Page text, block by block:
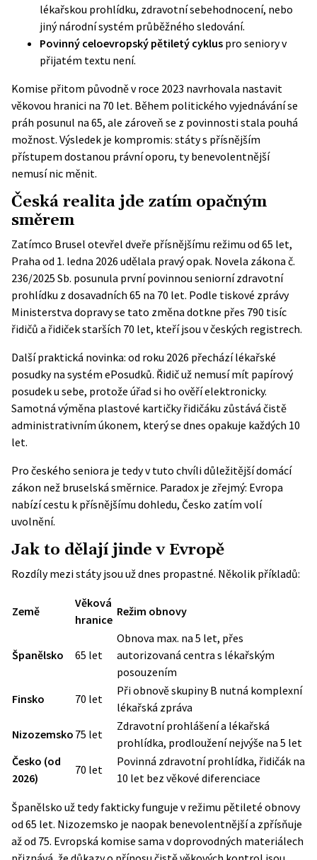
lékařskou prohlídku, zdravotní sebehodnocení, nebo
jiný národní systém průběžného sledování.
Povinný celoevropský pětiletý cyklus pro seniory v
přijatém textu není.
Komise přitom původně v roce 2023 navrhovala nastavit
věkovou hranici na 70 let. Během politického vyjednávání se
práh posunul na 65, ale zároveň se z povinnosti stala pouhá
možnost. Výsledek je kompromis: státy s přísnějším
přístupem dostanou právní oporu, ty benevolentnější
nemusí nic měnit.
Česká realita jde zatím opačným
směrem
Zatímco Brusel otevřel dveře přísnějšímu režimu od 65 let,
Praha od 1. ledna 2026 udělala pravý opak. Novela zákona č.
236/2025 Sb. posunula první povinnou seniorní zdravotní
prohlídku z dosavadních 65 na 70 let. Podle tiskové zprávy
Ministerstva dopravyse tato změna dotkne přes 790 tisíc
řidičů a řidiček starších 70 let, kteří jsou v českých registrech.
Další praktická novinka: od roku 2026 přechází lékařské
posudky na systém ePosudků. Řidič už nemusí mít papírový
posudek u sebe, protože úřad si ho ověří elektronicky.
Samotná výměna plastové kartičky řidičáku zůstává čistě
administrativním úkonem, který se dnes opakuje každých 10
let.
Pro českého seniora je tedy v tuto chvíli důležitější domácí
zákon než bruselská směrnice. Paradox je zřejmý: Evropa
nabízí cestu k přísnějšímu dohledu, Česko zatím volí
uvolnění.
Jak to dělají jinde v Evropě
Rozdíly mezi státy jsou už dnes propastné. Několik příkladů:
Země
Věková
hranice
Režim obnovy
Španělsko 65 let
Obnova max. na 5 let, přes
autorizovaná centra s lékařským
posouzením
Finsko
70 let
Při obnově skupiny B nutná komplexní
lékařská zpráva
Nizozemsko 75 let
Zdravotní prohlášení a lékařská
prohlídka, prodloužení nejvýše na 5 let
Česko (od
2026)
70 let
Povinná zdravotní prohlídka, řidičák na
10 let bez věkové diferenciace
Španělsko už tedy fakticky funguje v režimu pětileté obnovy
od 65 let. Nizozemsko je naopak benevolentnější a zpřísňuje
až od 75. Evropská komise sama v doprovodných materiálech